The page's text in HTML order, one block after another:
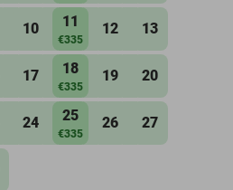
10 11
€335
12 13
17 18
€335
19 20
24 25
€335
26 27